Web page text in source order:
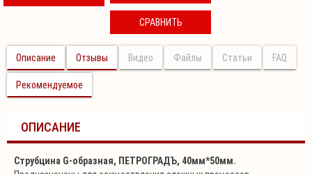
СРАВНИТЬ
Описание Отзывы Видео Файлы Статьи FAQ
Рекомендуемое
ОПИСАНИЕ
Струбцина G-образная, ПЕТРОГРАДЪ, 40мм*50мм.